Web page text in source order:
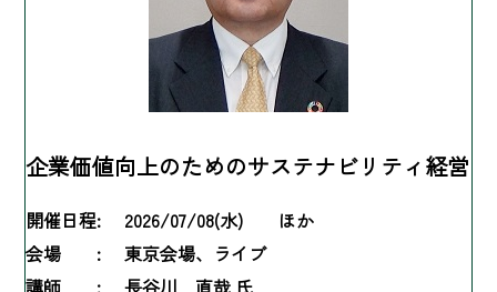
企業価値向上のためのサステナビリティ経営
開催日程:
2026/07/08(水) ほか
会場 :
東京会場、ライブ